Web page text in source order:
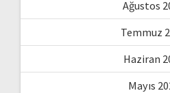
Ağustos
Temmuz
Haziran
Mayıs